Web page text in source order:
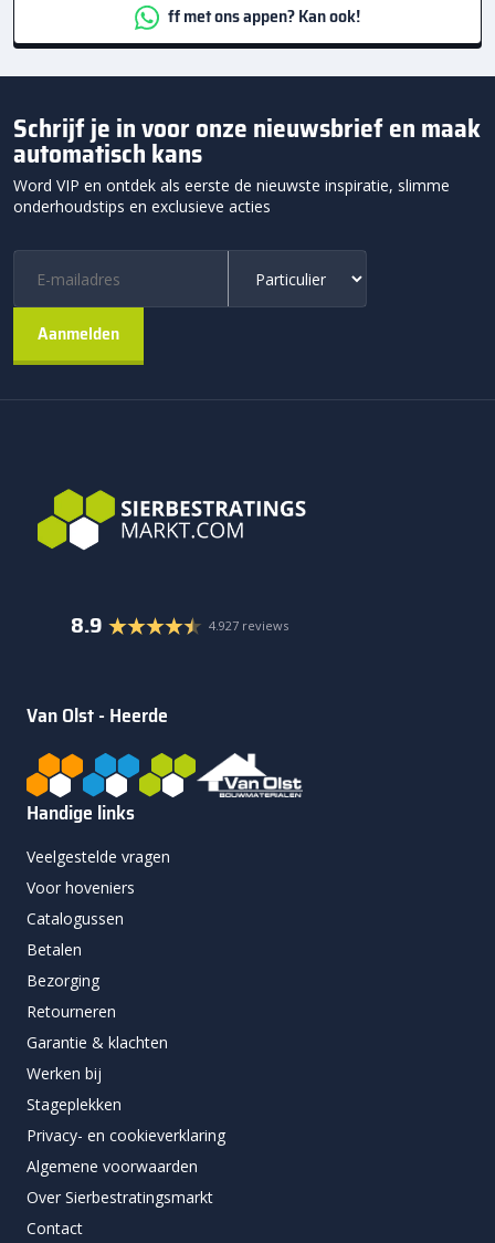
ff met ons appen? Kan ook!
Schrijf je in voor onze nieuwsbrief en maak
automatisch kans
Word VIP en ontdek als eerste de nieuwste inspiratie, slimme
onderhoudstips en exclusieve acties
8.9 4.927 reviews
Van Olst - Heerde
Handige links
Veelgestelde vragen
Voor hoveniers
Catalogussen
Betalen
Bezorging
Retourneren
Garantie & klachten
Werken bij
Stageplekken
Privacy- en cookieverklaring
Algemene voorwaarden
Over Sierbestratingsmarkt
Contact